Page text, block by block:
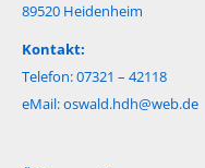
89520 Heidenheim
Kontakt:
Telefon: 07321 – 42118
eMail:oswald.hdh@web.de